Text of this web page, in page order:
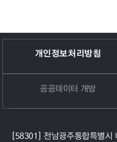
개인정보처리방침
공공데이터 개방
[58301] 전남광주통합특별시